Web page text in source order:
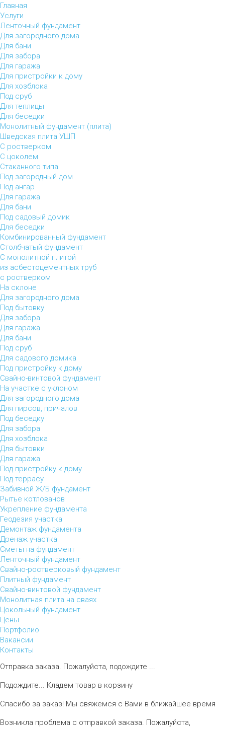
Главная
Услуги
Ленточный фундамент
Для загородного дома
Для бани
Для забора
Для гаража
Для пристройки к дому
Для хозблока
Под сруб
Для теплицы
Для беседки
Монолитный фундамент (плита)
Шведская плита УШП
С ростверком
С цоколем
Стаканного типа
Под загородный дом
Под ангар
Для гаража
Для бани
Под садовый домик
Для беседки
Комбинированный фундамент
Столбчатый фундамент
С монолитной плитой
из асбестоцементных труб
с ростверком
На склоне
Для загородного дома
Под бытовку
Для забора
Для гаража
Для бани
Под сруб
Для садового домика
Под пристройку к дому
Свайно-винтовой фундамент
На участке с уклоном
Для загородного дома
Для пирсов, причалов
Под беседку
Для забора
Для хозблока
Для бытовки
Для гаража
Под пристройку к дому
Под террасу
Забивной Ж/Б фундамент
Рытье котлованов
Укрепление фундамента
Геодезия участка
Демонтаж фундамента
Дренаж участка
Сметы на фундамент
Ленточный фундамент
Свайно-ростверковый фундамент
Плитный фундамент
Свайно-винтовой фундамент
Монолитная плита на сваях
Цокольный фундамент
Цены
Портфолио
Вакансии
Контакты
Отправка заказа. Пожалуйста, подождите ...
Подождите... Кладем товар в корзину
Спасибо за заказ! Мы свяжемся с Вами в ближайшее время
Возникла проблема с отправкой заказа. Пожалуйста,